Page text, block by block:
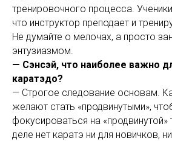
тренировочного процесса.
что инструктор преподает и
Не думайте о мелочах, а просто
энтузиазмом.
— Сэнсэй, что наиболее важно
каратэдо?
— Строгое следование основам.
желают стать «продвинутыми»,
фокусироваться на
деле нет каратэ ни для новичков,